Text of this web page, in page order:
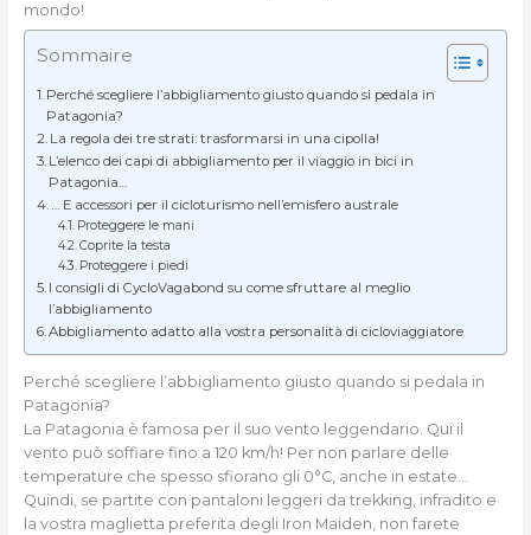
mondo!
Sommaire
Perché scegliere l’abbigliamento giusto quando si pedala in
Patagonia?
La regola dei tre strati: trasformarsi in una cipolla!
L’elenco dei capi di abbigliamento per il viaggio in bici in
Patagonia…
… E accessori per il cicloturismo nell’emisfero australe
Proteggere le mani
Coprite la testa
Proteggere i piedi
I consigli di CycloVagabond su come sfruttare al meglio
l’abbigliamento
Abbigliamento adatto alla vostra personalità di cicloviaggiatore
Perché scegliere l’abbigliamento giusto quando si pedala in
Patagonia?
La Patagonia è famosa per il suo vento leggendario. Qui il
vento può soffiare fino a 120 km/h! Per non parlare delle
temperature che spesso sfiorano gli 0°C, anche in estate…
Quindi, se partite con pantaloni leggeri da trekking, infradito e
la vostra maglietta preferita degli Iron Maiden, non farete